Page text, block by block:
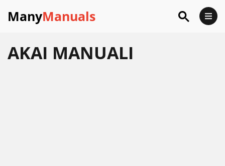
ManyManuals
AKAI MANUALI